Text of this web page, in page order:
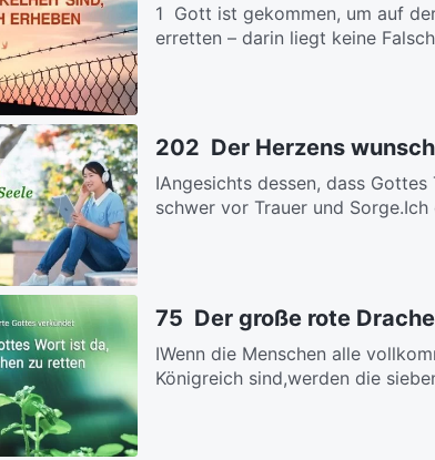
1 Gott ist gekommen, um auf
erretten – darin liegt keine
202 Der Herzens
ⅠAngesichts dessen, dass
schwer vor Trauer und Sorge.Ich
75 Der große rote
ⅠWenn die Menschen alle
Königreich sind,werden die